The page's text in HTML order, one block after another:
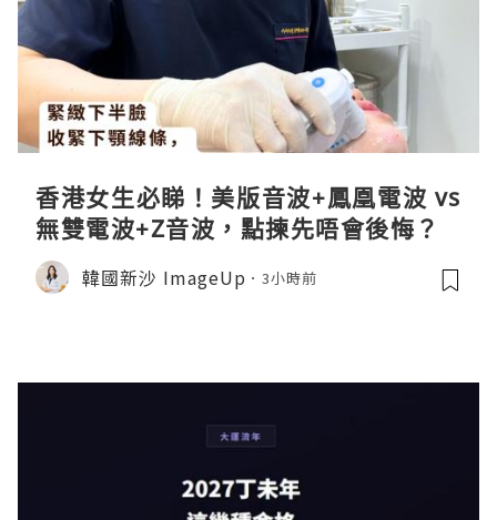
香港女生必睇！美版音波+鳳凰電波 vs
無雙電波+Z音波，點揀先唔會後悔？
韓國新沙 ImageUp 3小時前